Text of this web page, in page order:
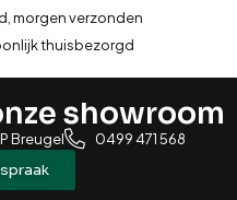
morgen verzonden
thuisbezorgd
showroom
Breugel 0499 471 568